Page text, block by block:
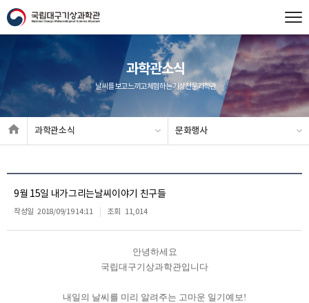
과학관소식
날씨를 보고 느끼고 체험하는 기상전문과학관
과학관소식 문화행사
9월 15일 내가그리는날씨이야기 친구들
작성일 2018/09/19 14:11 조회 11,014
안녕하세요
국립대구기상과학관입니다
내일의 날씨를 미리 알려주는 고마운 일기예보!